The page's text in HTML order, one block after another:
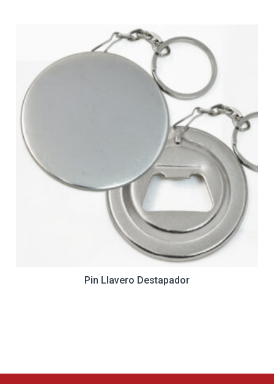
Pin Llavero Destapador